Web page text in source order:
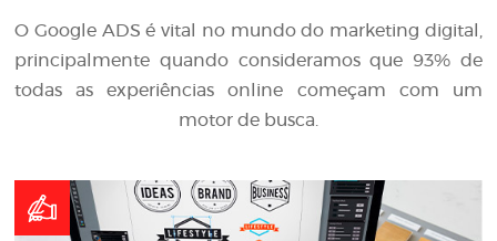
O Google ADS é vital no mundo do marketing digital,
principalmente quando consideramos que 93% de
todas as experiências online começam com um
motor de busca.